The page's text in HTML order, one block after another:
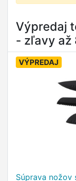
Výpredaj
- zľavy až
VÝPREDAJ
Súprava nožov